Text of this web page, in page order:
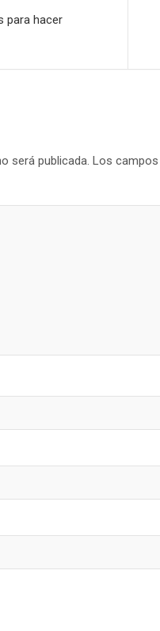
para hacer
será publicada. Los